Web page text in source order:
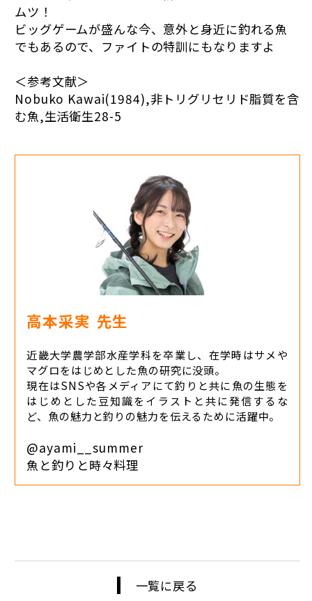
ムツ！
ビッグゲームが盛んな今、意外と身近に釣れる魚
でもあるので、ファイトの特訓にもなりますよ
＜参考文献＞
Nobuko Kawai(1984),非トリグリセリド脂質を含
む魚,生活衛生28-5
高本采実 先生
近畿大学農学部水産学科を卒業し、在学時はサメや
マグロをはじめとした魚の研究に没頭。
現在はSNSや各メディアにて釣りと共に魚の生態を
はじめとした豆知識をイラストと共に発信するな
ど、魚の魅力と釣りの魅力を伝えるために活躍中。
@ayami__summer
魚と釣りと時々料理
一覧に戻る